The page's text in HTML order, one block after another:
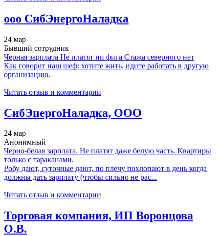
ооо СибЭнергоНаладка
24 мар
Бывший сотрудник
Черная зарплата Не платят ни фига Стажа северного нет
Как говорит наш шеф: хотите жить, идите работать в другую
организацию.
Читать отзыв и комментарии
СибЭнергоНаладка, ООО
24 мар
Анонимный
Черно-белая зарплата. Не платят даже белую часть. Квартиры
только с тараканами.
Робу дают, суточные дают, по плечу похлопают в день когда
должны дать зарплату (чтобы сильно не рас...
Читать отзыв и комментарии
Торговая компания, ИП Воронцова
О.В.